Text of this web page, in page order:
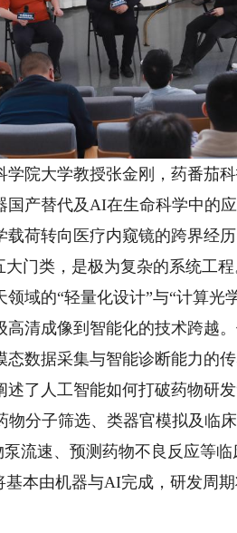
院大学教授张金刚，药番茄科
产替代及AI在生命科学中的应
转向医疗内窥镜的跨界经历
门类，是极为复杂的系统工
域的“轻量化设计”与“计算光
清成像到智能化的技术跨越
数据采集与智能诊断能力的
人工智能如何打破药物研发
分子筛选、类器官模拟及临
流速、预测药物不良反应等
基本由机器与AI完成，研发周